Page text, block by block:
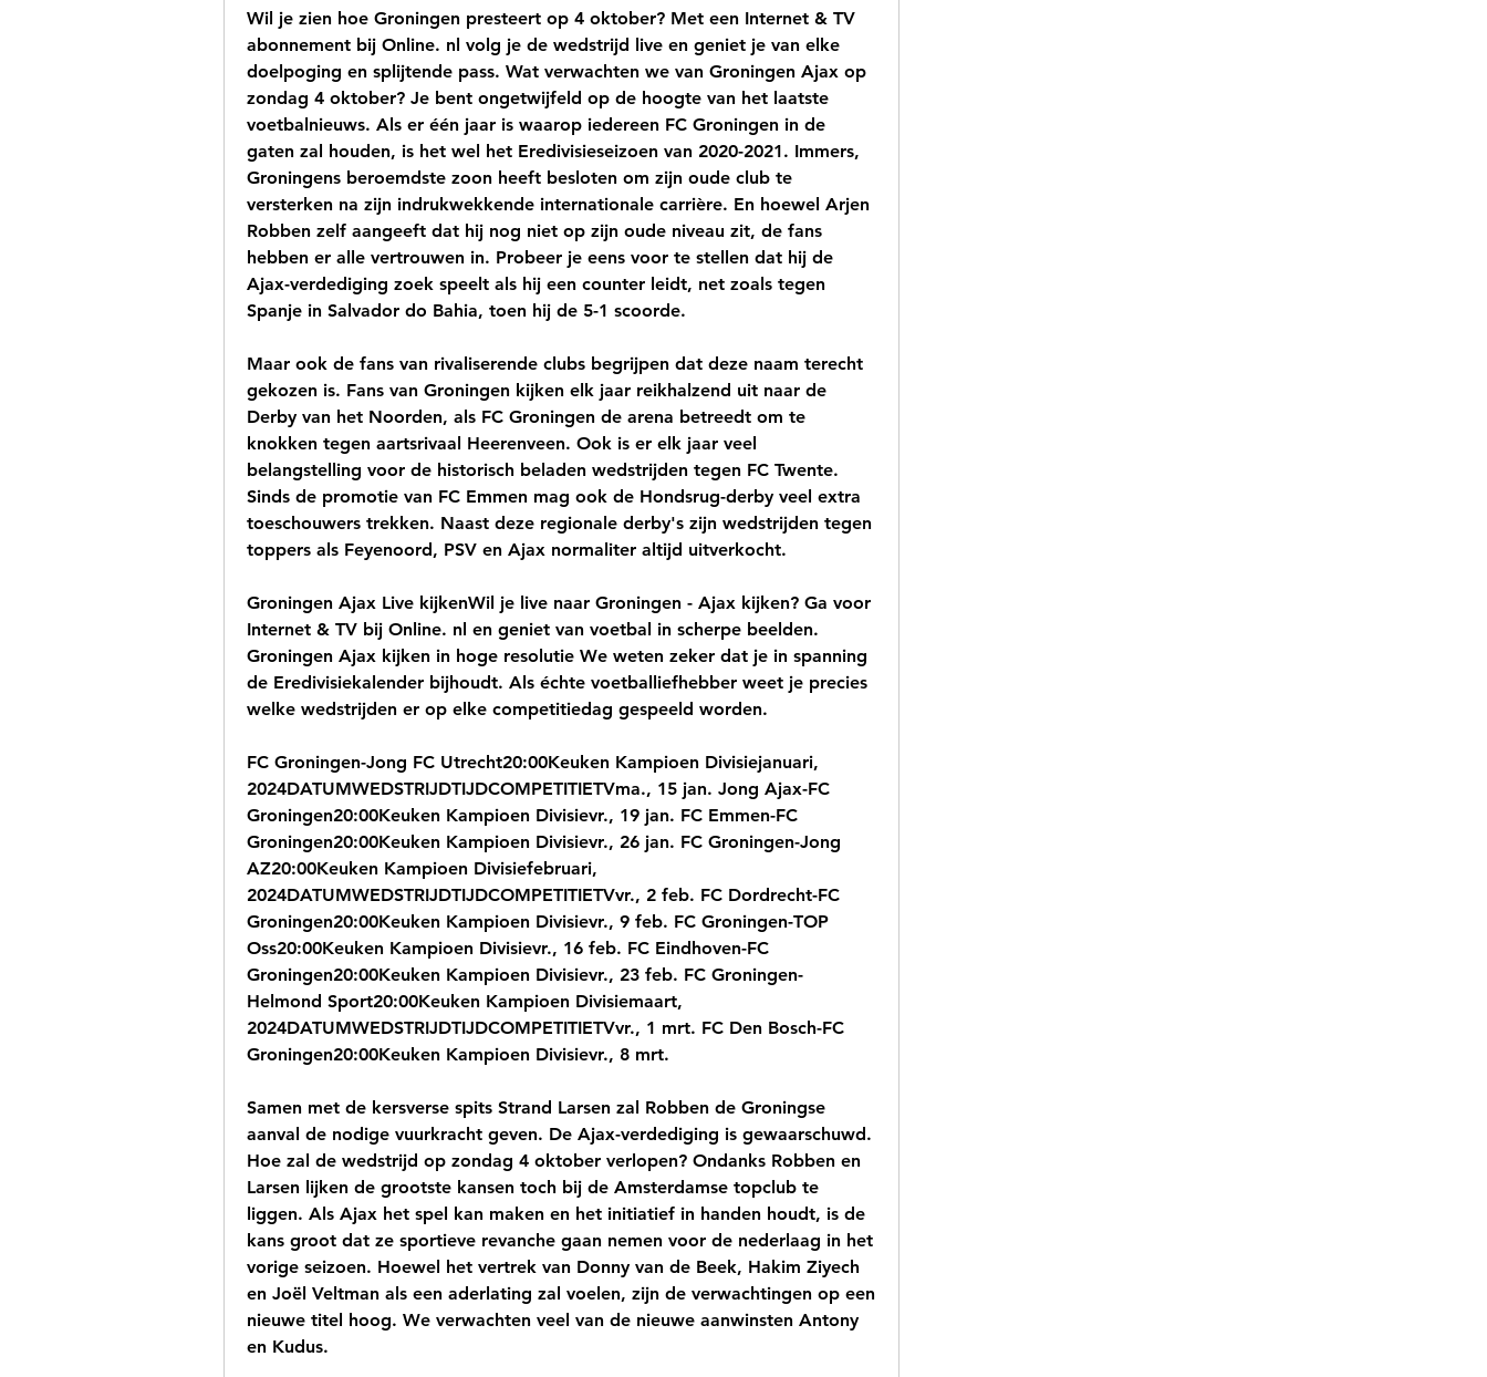
Wil je zien hoe Groningen presteert op 4 oktober? Met een Internet & TV
abonnement bij Online. nl volg je de wedstrijd live en geniet je van elke
doelpoging en splijtende pass. Wat verwachten we van Groningen Ajax op
zondag 4 oktober? Je bent ongetwijfeld op de hoogte van het laatste
voetbalnieuws. Als er één jaar is waarop iedereen FC Groningen in de
gaten zal houden, is het wel het Eredivisieseizoen van 2020-2021. Immers,
Groningens beroemdste zoon heeft besloten om zijn oude club te
versterken na zijn indrukwekkende internationale carrière. En hoewel Arjen
Robben zelf aangeeft dat hij nog niet op zijn oude niveau zit, de fans
hebben er alle vertrouwen in. Probeer je eens voor te stellen dat hij de
Ajax-verdediging zoek speelt als hij een counter leidt, net zoals tegen
Spanje in Salvador do Bahia, toen hij de 5-1 scoorde.
Maar ook de fans van rivaliserende clubs begrijpen dat deze naam terecht
gekozen is. Fans van Groningen kijken elk jaar reikhalzend uit naar de
Derby van het Noorden, als FC Groningen de arena betreedt om te
knokken tegen aartsrivaal Heerenveen. Ook is er elk jaar veel
belangstelling voor de historisch beladen wedstrijden tegen FC Twente.
Sinds de promotie van FC Emmen mag ook de Hondsrug-derby veel extra
toeschouwers trekken. Naast deze regionale derby's zijn wedstrijden tegen
toppers als Feyenoord, PSV en Ajax normaliter altijd uitverkocht.
Groningen Ajax Live kijkenWil je live naar Groningen - Ajax kijken? Ga voor
Internet & TV bij Online. nl en geniet van voetbal in scherpe beelden.
Groningen Ajax kijken in hoge resolutie We weten zeker dat je in spanning
de Eredivisiekalender bijhoudt. Als échte voetballiefhebber weet je precies
welke wedstrijden er op elke competitiedag gespeeld worden.
FC Groningen-Jong FC Utrecht20:00Keuken Kampioen Divisiejanuari,
2024DATUMWEDSTRIJDTIJDCOMPETITIETVma., 15 jan. Jong Ajax-FC
Groningen20:00Keuken Kampioen Divisievr., 19 jan. FC Emmen-FC
Groningen20:00Keuken Kampioen Divisievr., 26 jan. FC Groningen-Jong
AZ20:00Keuken Kampioen Divisiefebruari,
2024DATUMWEDSTRIJDTIJDCOMPETITIETVvr., 2 feb. FC Dordrecht-FC
Groningen20:00Keuken Kampioen Divisievr., 9 feb. FC Groningen-TOP
Oss20:00Keuken Kampioen Divisievr., 16 feb. FC Eindhoven-FC
Groningen20:00Keuken Kampioen Divisievr., 23 feb. FC Groningen-
Helmond Sport20:00Keuken Kampioen Divisiemaart,
2024DATUMWEDSTRIJDTIJDCOMPETITIETVvr., 1 mrt. FC Den Bosch-FC
Groningen20:00Keuken Kampioen Divisievr., 8 mrt.
Samen met de kersverse spits Strand Larsen zal Robben de Groningse
aanval de nodige vuurkracht geven. De Ajax-verdediging is gewaarschuwd.
Hoe zal de wedstrijd op zondag 4 oktober verlopen? Ondanks Robben en
Larsen lijken de grootste kansen toch bij de Amsterdamse topclub te
liggen. Als Ajax het spel kan maken en het initiatief in handen houdt, is de
kans groot dat ze sportieve revanche gaan nemen voor de nederlaag in het
vorige seizoen. Hoewel het vertrek van Donny van de Beek, Hakim Ziyech
en Joël Veltman als een aderlating zal voelen, zijn de verwachtingen op een
nieuwe titel hoog. We verwachten veel van de nieuwe aanwinsten Antony
en Kudus.